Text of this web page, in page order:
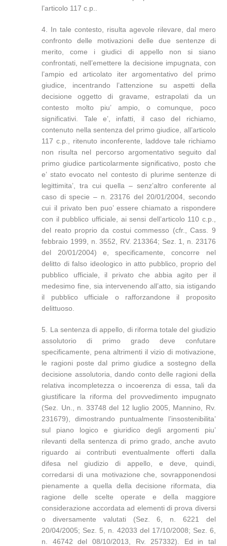
l’articolo 117 c.p..
4. In tale contesto, risulta agevole rilevare, dal mero
confronto delle motivazioni delle due sentenze di
merito, come i giudici di appello non si siano
confrontati, nell’emettere la decisione impugnata, con
l’ampio ed articolato iter argomentativo del primo
giudice, incentrando l’attenzione su aspetti della
decisione oggetto di gravame, estrapolati da un
contesto molto piu’ ampio, o comunque, poco
significativi. Tale e’, infatti, il caso del richiamo,
contenuto nella sentenza del primo giudice, all’articolo
117 c.p., ritenuto inconferente, laddove tale richiamo
non risulta nel percorso argomentativo seguito dal
primo giudice particolarmente significativo, posto che
e’ stato evocato nel contesto di plurime sentenze di
legittimita’, tra cui quella – senz’altro conferente al
caso di specie – n. 23176 del 20/01/2004, secondo
cui il privato ben puo’ essere chiamato a rispondere
con il pubblico ufficiale, ai sensi dell’articolo 110 c.p.,
del reato proprio da costui commesso (cfr., Cass. 9
febbraio 1999, n. 3552, RV. 213364; Sez. 1, n. 23176
del 20/01/2004) e, specificamente, concorre nel
delitto di falso ideologico in atto pubblico, proprio del
pubblico ufficiale, il privato che abbia agito per il
medesimo fine, sia intervenendo all’atto, sia istigando
il pubblico ufficiale o rafforzandone il proposito
delittuoso.
5. La sentenza di appello, di riforma totale del giudizio
assolutorio di primo grado deve confutare
specificamente, pena altrimenti il vizio di motivazione,
le ragioni poste dal primo giudice a sostegno della
decisione assolutoria, dando conto delle ragioni della
relativa incompletezza o incoerenza di essa, tali da
giustificare la riforma del provvedimento impugnato
(Sez. Un., n. 33748 del 12 luglio 2005, Mannino, Rv.
231679), dimostrando puntualmente l’insostenibilita’
sul piano logico e giuridico degli argomenti piu’
rilevanti della sentenza di primo grado, anche avuto
riguardo ai contributi eventualmente offerti dalla
difesa nel giudizio di appello, e deve, quindi,
corredarsi di una motivazione che, sovrapponendosi
pienamente a quella della decisione riformata, dia
ragione delle scelte operate e della maggiore
considerazione accordata ad elementi di prova diversi
o diversamente valutati (Sez. 6, n. 6221 del
20/04/2005; Sez. 5, n. 42033 del 17/10/2008; Sez. 6,
n. 46742 del 08/10/2013, Rv. 257332). Ed in tal